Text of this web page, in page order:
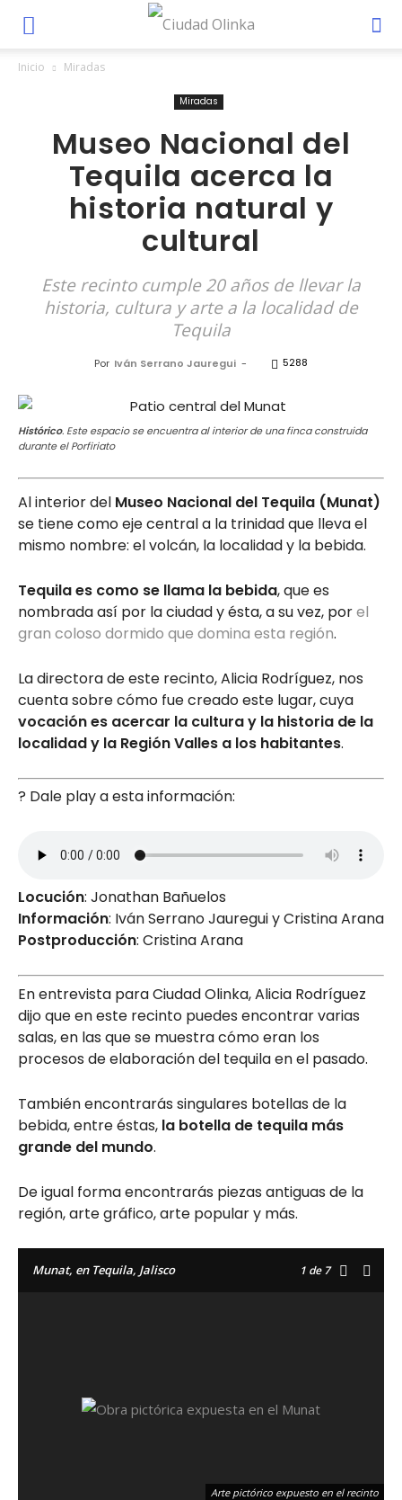
Inicio Miradas
Miradas
Museo Nacional del
Tequila acerca la
historia natural y
cultural
Este recinto cumple 20 años de llevar la
historia, cultura y arte a la localidad de
Tequila
Por Iván Serrano Jauregui - 5288
Histórico. Este espacio se encuentra al interior de una finca construida
durante el Porfiriato
Al interior del Museo Nacional del Tequila (Munat)
se tiene como eje central a la trinidad que lleva el
mismo nombre: el volcán, la localidad y la bebida.
Tequila es como se llama la bebida, que es
nombrada así por la ciudad y ésta, a su vez, porel
gran coloso dormido que domina esta región.
La directora de este recinto, Alicia Rodríguez, nos
cuenta sobre cómo fue creado este lugar, cuya
vocación es acercar la cultura y la historia de la
localidad y la Región Valles a los habitantes.
? Dale play a esta información:
Locución: Jonathan Bañuelos
Información: Iván Serrano Jauregui y Cristina Arana
Postproducción: Cristina Arana
En entrevista para Ciudad Olinka, Alicia Rodríguez
dijo que en este recinto puedes encontrar varias
salas, en las que se muestra cómo eran los
procesos de elaboración del tequila en el pasado.
También encontrarás singulares botellas de la
bebida, entre éstas, la botella de tequila más
grande del mundo.
De igual forma encontrarás piezas antiguas de la
región, arte gráfico, arte popular y más.
Munat, en Tequila, Jalisco 1 de 7
Arte pictórico expuesto en el recinto